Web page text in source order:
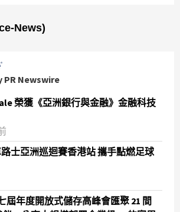
News)
PR Newswire
榮獲《亞洲銀行與金融》金融科技
士亞洲巡迴賽香港站 攜手點燃足球
屆年度開放式儲存高峰會匯聚 21 間